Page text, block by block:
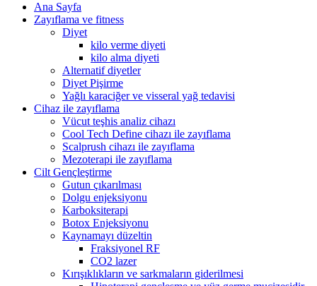
Ana Sayfa
Zayıflama ve fitness
Diyet
kilo verme diyeti
kilo alma diyeti
Alternatif diyetler
Diyet Pişirme
Yağlı karaciğer ve visseral yağ tedavisi
Cihaz ile zayıflama
Vücut teşhis analiz cihazı
Cool Tech Define cihazı ile zayıflama
Scalprush cihazı ile zayıflama
Mezoterapi ile zayıflama
Cilt Gençleştirme
Gutun çıkarılması
Dolgu enjeksiyonu
Karboksiterapi
Botox Enjeksiyonu
Kaynamayı düzeltin
Fraksiyonel RF
CO2 lazer
Kırışıklıkların ve sarkmaların giderilmesi